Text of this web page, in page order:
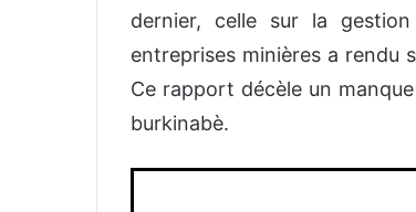
dernier, celle sur la
entreprises minières a rendu
Ce rapport décèle un
burkinabè.